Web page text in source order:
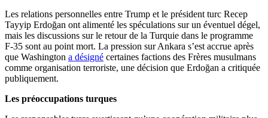
Les relations personnelles entre Trump et le président turc Recep
Tayyip Erdoğan ont alimenté les spéculations sur un éventuel dégel,
mais les discussions sur le retour de la Turquie dans le programme
F-35 sont au point mort. La pression sur Ankara s’est accrue après
que Washington a désigné certaines factions des Frères musulmans
comme organisation terroriste, une décision que Erdoğan a critiquée
publiquement.
Les préoccupations turques